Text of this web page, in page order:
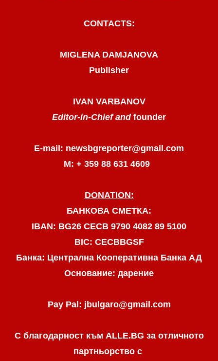
CONTACTS:
MIGLENA DAMJANOVA
Publisher
IVAN VARBANOV
Editor-in-Chief and founder
E-mail: newsbgreporter@gmail.com
М: + 359 88 631 4609
DONATION:
БАНКОВА СМЕТКА:
IBAN: BG26 CECB 9790 4082 89 5100
BIC: CECBBGSF
Банка: Централна Кооперативна Банка АД
Основание: дарение
Pay Pal: jbulgaro@gmail.com
С благодарност към ALLE.BG за отличното
партньорство с